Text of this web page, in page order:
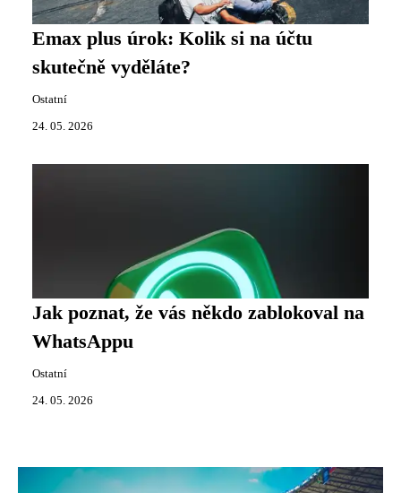
Emax plus úrok: Kolik si na účtu
skutečně vyděláte?
Ostatní
24. 05. 2026
Jak poznat, že vás někdo zablokoval na
WhatsAppu
Ostatní
24. 05. 2026